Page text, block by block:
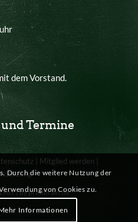
dem Vorstand.
und Termine
Mitglied werden
|by printbrain.de
Durch die weitere Nutzung der
von Cookies zu.
Informationen